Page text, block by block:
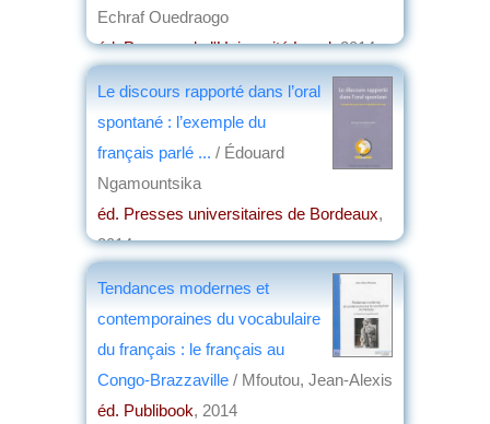
Echraf Ouedraogo
éd. Presses de l'Université Laval, 2014
Le discours rapporté dans l’oral
spontané : l’exemple du
français parlé ... / Édouard
Ngamountsika
éd. Presses universitaires de Bordeaux,
2014
Tendances modernes et
contemporaines du vocabulaire
du français : le français au
Congo-Brazzaville / Mfoutou, Jean-Alexis
éd. Publibook, 2014